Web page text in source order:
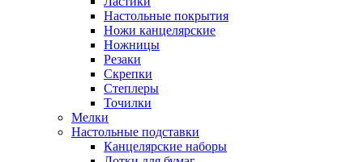
Настольные покрытия
Ножи канцелярские
Ножницы
Резаки
Скрепки
Степлеры
Точилки
Мелки
Настольные подставки
Канцелярские наборы